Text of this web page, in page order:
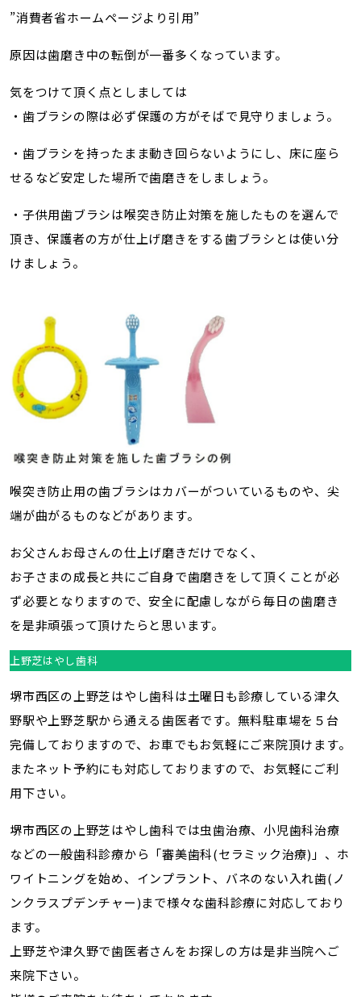
”消費者省ホームページより引用”
原因は歯磨き中の転倒が一番多くなっています。
気をつけて頂く点としましては
・歯ブラシの際は必ず保護の方がそばで見守りましょう。
・歯ブラシを持ったまま動き回らないようにし、床に座ら
せるなど安定した場所で歯磨きをしましょう。
・子供用歯ブラシは喉突き防止対策を施したものを選んで
頂き、保護者の方が仕上げ磨きをする歯ブラシとは使い分
けましょう。
喉突き防止用の歯ブラシはカバーがついているものや、尖
端が曲がるものなどがあります。
お父さんお母さんの仕上げ磨きだけでなく、
お子さまの成長と共にご自身で歯磨きをして頂くことが必
ず必要となりますので、安全に配慮しながら毎日の歯磨き
を是非頑張って頂けたらと思います。
上野芝はやし歯科
堺市西区の上野芝はやし歯科は土曜日も診療している津久
野駅や上野芝駅から通える歯医者です。無料駐車場を５台
完備しておりますので、お車でもお気軽にご来院頂けます。
またネット予約にも対応しておりますので、お気軽にご利
用下さい。
堺市西区の上野芝はやし歯科では虫歯治療、小児歯科治療
などの一般歯科診療から「審美歯科(セラミック治療)」、ホ
ワイトニングを始め、インプラント、バネのない入れ歯(ノ
ンクラスプデンチャー)まで様々な歯科診療に対応しており
ます。
上野芝や津久野で歯医者さんをお探しの方は是非当院へご
来院下さい。